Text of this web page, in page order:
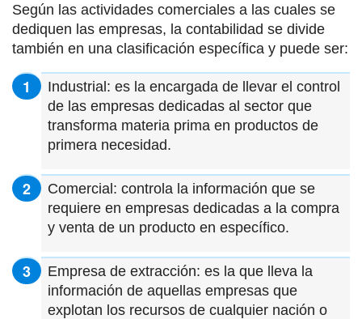
Según las actividades comerciales a las cuales se
dediquen las empresas, la contabilidad se divide
también en una clasificación específica y puede ser:
Industrial: es la encargada de llevar el control
de las empresas dedicadas al sector que
transforma materia prima en productos de
primera necesidad.
Comercial: controla la información que se
requiere en empresas dedicadas a la compra
y venta de un producto en específico.
Empresa de extracción: es la que lleva la
información de aquellas empresas que
explotan los recursos de cualquier nación o